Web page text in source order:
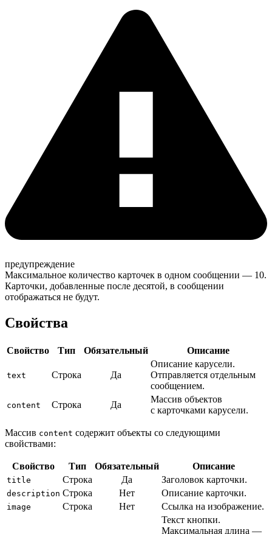
предупреждение
Максимальное количество карточек в одном сообщении — 10.
Карточки, добавленные после десятой, в сообщении
отображаться не будут.
Свойства
Свойство Тип Обязательный Описание
text Строка Да
Описание карусели.
Отправляется отдельным
сообщением.
content Строка Да
Массив объектов
с карточками карусели.
Массив content содержит объекты со следующими
свойствами:
Свойство Тип Обязательный Описание
title Строка Да Заголовок карточки.
description Строка Нет Описание карточки.
image Строка Нет
Ссылка на изображение.
Текст кнопки.
Максимальная длина —